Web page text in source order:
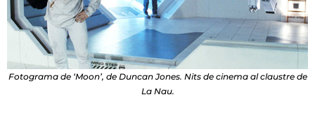
Fotograma de ‘Moon’, de Duncan Jones. Nits de cinema al claustre de
La Nau.